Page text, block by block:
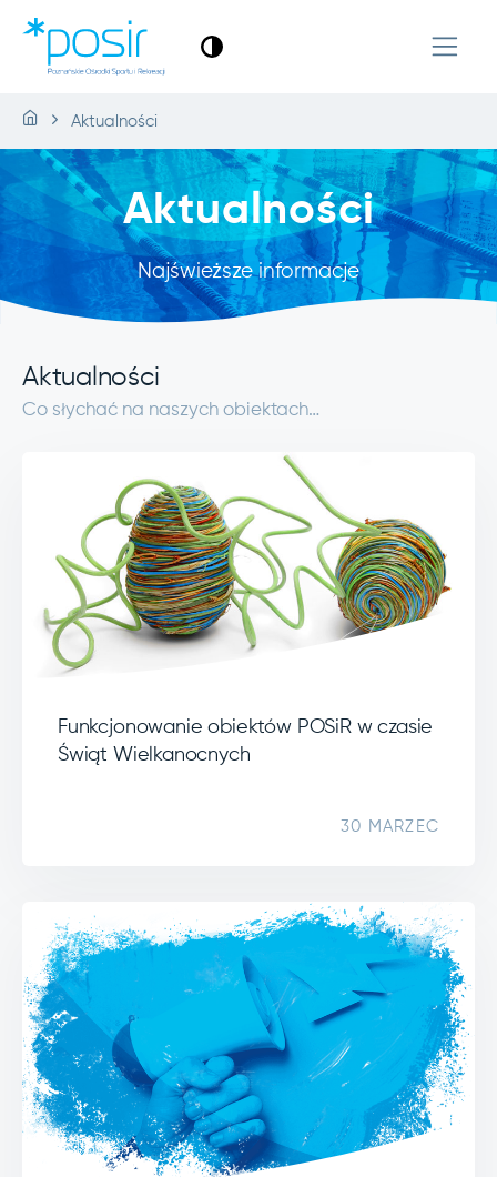
Aktualności
Aktualności
Najświeższe informacje
Aktualności
Co słychać na naszych obiektach…
Funkcjonowanie obiektów POSiR w czasie
Świąt Wielkanocnych
30 MARZEC